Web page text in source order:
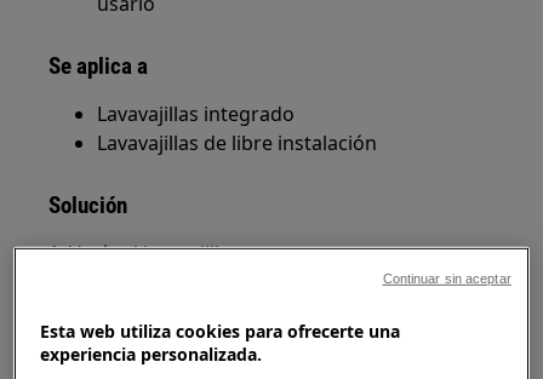
Se aplica a
Lavavajillas integrado
Lavavajillas de libre instalación
Solución
1. Vacíe el lavavajillas
residuo/depósito grande y retírelo
Esta web utiliza cookies para ofrecerte una
experiencia personalizada.
Continuar sin aceptar